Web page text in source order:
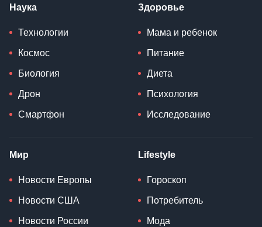
Наука
Технологии
Космос
Биология
Дрон
Смартфон
Здоровье
Мама и ребенок
Питание
Диета
Психология
Исследование
Мир
Новости Европы
Новости США
Новости России
Lifestyle
Гороскоп
Потребитель
Мода